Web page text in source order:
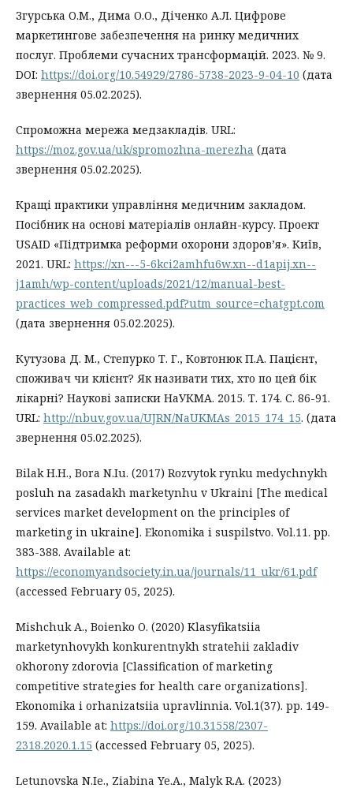
Згурська О.М., Дима О.О., Діченко А.Л. Цифрове
маркетингове забезпечення на ринку медичних
послуг. Проблеми сучасних трансформацій. 2023. № 9.
DOI: https://doi.org/10.54929/2786-5738-2023-9-04-10 (дата
звернення 05.02.2025).
Спроможна мережа медзакладів. URL:
https://moz.gov.ua/uk/spromozhna-merezha (дата
звернення 05.02.2025).
Кращі практики управління медичним закладом.
Посібник на основі матеріалів онлайн-курсу. Проект
USAID «Підтримка реформи охорони здоров’я». Київ,
2021. URL: https://xn---5-6kci2amhfu6w.xn--d1apij.xn--
j1amh/wp-content/uploads/2021/12/manual-best-
practices_web_compressed.pdf?utm_source=chatgpt.com
(дата звернення 05.02.2025).
Кутузова Д. М., Степурко Т. Г., Ковтонюк П.А. Пацієнт,
споживач чи клієнт? Як називати тих, хто по цей бік
лікарні? Наукові записки НаУКМА. 2015. Т. 174. С. 86-91.
URL: http://nbuv.gov.ua/UJRN/NaUKMAs_2015_174_15. (дата
звернення 05.02.2025).
Bilak H.H., Bora N.Iu. (2017) Rozvytok rynku medychnykh
posluh na zasadakh marketynhu v Ukraini [The medical
services market development on the principles of
marketing in ukraine]. Ekonomika i suspilstvo. Vol.11. pp.
383-388. Available at:
https://economyandsociety.in.ua/journals/11_ukr/61.pdf
(accessed February 05, 2025).
Mishchuk A., Boienko O. (2020) Klasyfikatsiia
marketynhovykh konkurentnykh stratehii zakladiv
okhorony zdorovia [Classification of marketing
competitive strategies for health care organizations].
Ekonomika i orhanizatsiia upravlinnia. Vol.1(37). pp. 149-
159. Available at: https://doi.org/10.31558/2307-
2318.2020.1.15 (accessed February 05, 2025).
Letunovska N.Ie., Ziabina Ye.A., Malyk R.A. (2023)